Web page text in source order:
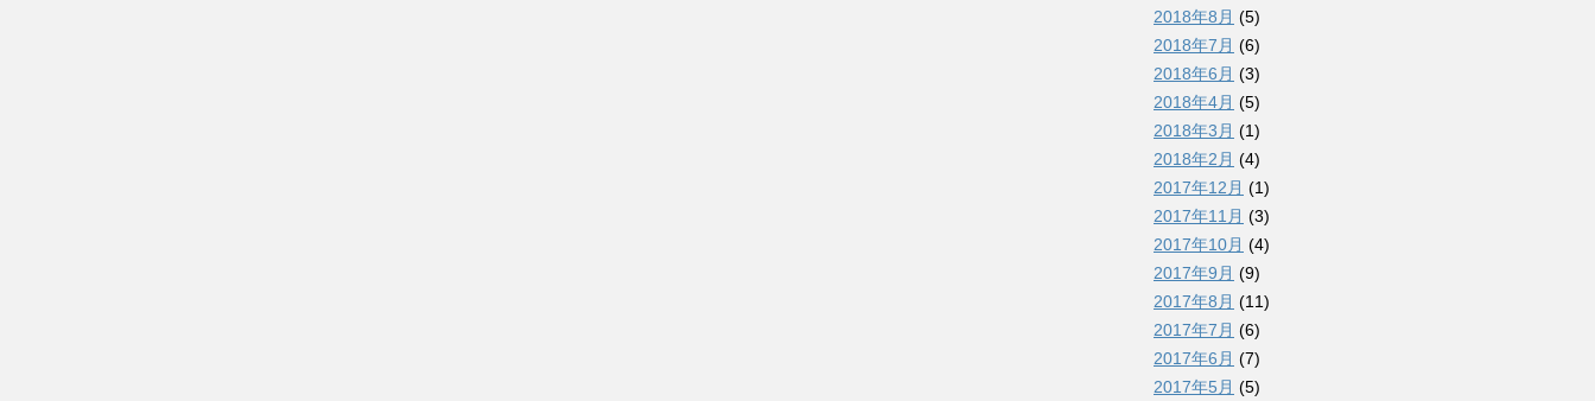
2018年8月 (5)
2018年7月 (6)
2018年6月 (3)
2018年4月 (5)
2018年3月 (1)
2018年2月 (4)
2017年12月 (1)
2017年11月 (3)
2017年10月 (4)
2017年9月 (9)
2017年8月 (11)
2017年7月 (6)
2017年6月 (7)
2017年5月 (5)